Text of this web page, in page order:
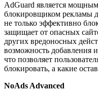
AdGuard является
блокировщиком рекламы
не только эффективно
защищает от опасных
других вредоносных
возможность добавления
что позволяет
блокировать, а какие
NoAds Advanced